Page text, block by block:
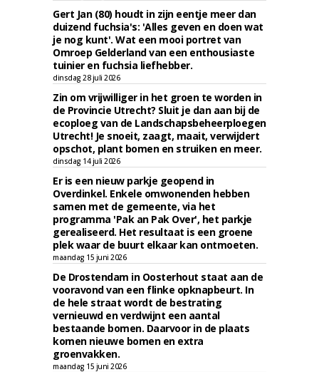
Gert Jan (80) houdt in zijn eentje meer dan
duizend fuchsia's: 'Alles geven en doen wat
je nog kunt'. Wat een mooi portret van
Omroep Gelderland van een enthousiaste
tuinier en fuchsia liefhebber.
dinsdag 28 juli 2026
Zin om vrijwilliger in het groen te worden in
de Provincie Utrecht? Sluit je dan aan bij de
ecoploeg van de Landschapsbeheerploegen
Utrecht! Je snoeit, zaagt, maait, verwijdert
opschot, plant bomen en struiken en meer.
dinsdag 14 juli 2026
Er is een nieuw parkje geopend in
Overdinkel. Enkele omwonenden hebben
samen met de gemeente, via het
programma 'Pak an Pak Over', het parkje
gerealiseerd. Het resultaat is een groene
plek waar de buurt elkaar kan ontmoeten.
maandag 15 juni 2026
De Drostendam in Oosterhout staat aan de
vooravond van een flinke opknapbeurt. In
de hele straat wordt de bestrating
vernieuwd en verdwijnt een aantal
bestaande bomen. Daarvoor in de plaats
komen nieuwe bomen en extra
groenvakken.
maandag 15 juni 2026